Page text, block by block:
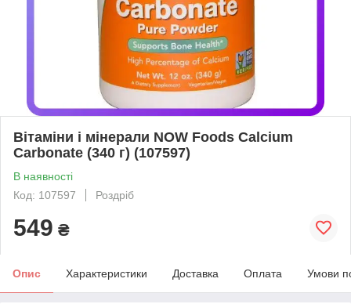
Вітаміни і мінерали NOW Foods Calcium
Carbonate (340 г) (107597)
В наявності
Код: 107597
Роздріб
549 ₴
Опис Характеристики Доставка Оплата Умови